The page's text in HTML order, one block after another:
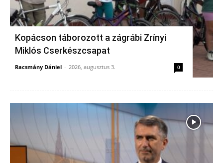
Kopácson táborozott a zágrábi Zrínyi
Miklós Cserkészcsapat
Racsmány Dániel - 2026, augusztus 3. 0